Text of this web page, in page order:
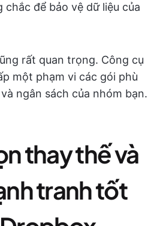
chắc để bảo vệ dữ liệu của
rất quan trọng. Công cụ
một phạm vi các gói phù
ngân sách của nhóm bạn.
thay thế và
tranh tốt